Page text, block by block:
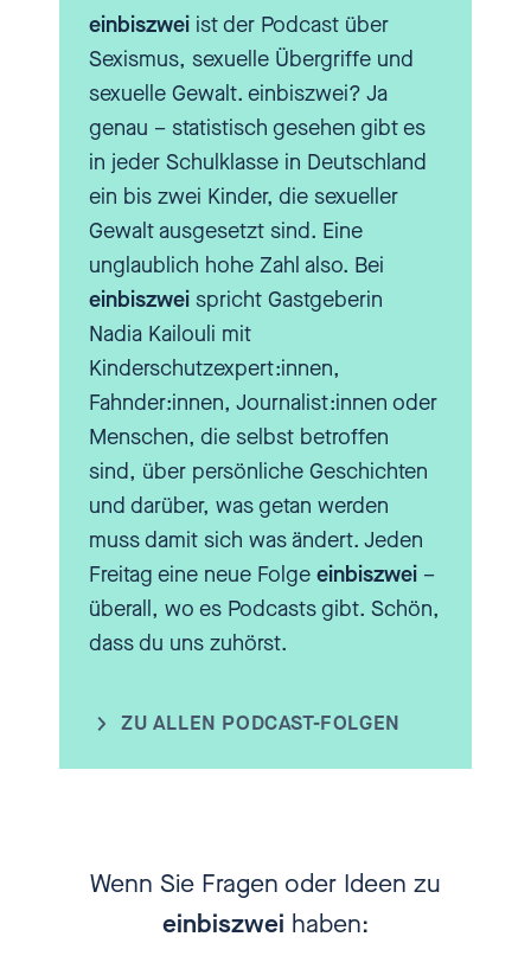
[00:02:26.370] - Andreas Krüger
Und das bestätigt mich, nur
dieses eine Kind. Es ist ja auch
ein Ausdruck von, es kann ein
Ausdruck von Respekt sein,
wenn man sowieso, ich sage
mal, von der Welt nicht mit
Respekt behandelt wurde. Die
meisten Kinder, die ich
kennenlerne, haben ganz schön
einen auf den Deckel gekriegt.
Ja, und das ist auch meine Art,
so ein bisschen eine Augenhöhe
herzustellen, mich nicht gleich so
vertraulich und plump, das ist
jetzt nicht auf uns bezogen, das
freut mich, dass wir uns duzen.
[00:02:46.890] - Nadia Kailouli
jetzt krieg ich direkt einen drauf".
ob du, du oder Sie Arschloch
einbiszwei ist der Podcast über
Sexismus, sexuelle Übergriffe und
sexuelle Gewalt. einbiszwei? Ja
genau – statistisch gesehen gibt es
in jeder Schulklasse in Deutschland
ein bis zwei Kinder, die sexueller
Gewalt ausgesetzt sind. Eine
unglaublich hohe Zahl also. Bei
einbiszwei spricht Gastgeberin
Nadia Kailouli mit
Kinderschutzexpert:innen,
Fahnder:innen, Journalist:innen oder
Menschen, die selbst betroffen
sind, über persönliche Geschichten
und darüber, was getan werden
muss damit sich was ändert. Jeden
Freitag eine neue Folge einbiszwei –
überall, wo es Podcasts gibt. Schön,
dass du uns zuhörst.
ZU ALLEN PODCAST-FOLGEN
Wenn Sie Fragen oder Ideen zu
einbiszwei haben: